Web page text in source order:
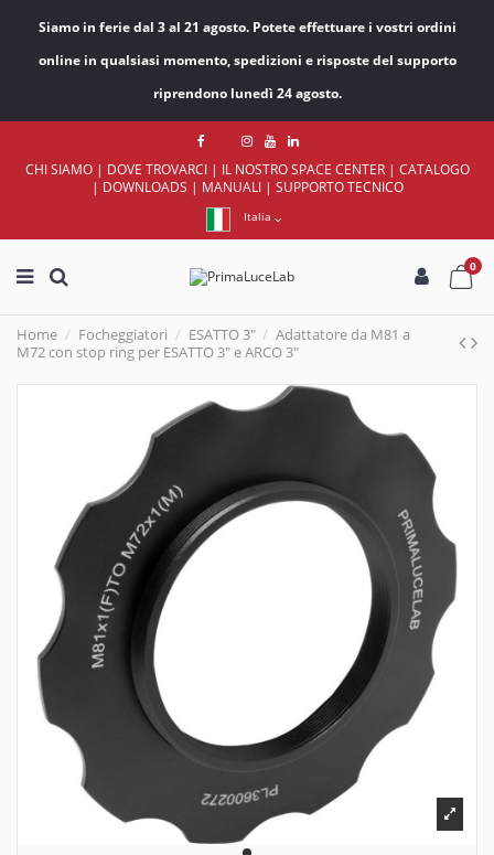
Siamo in ferie dal 3 al 21 agosto. Potete effettuare i vostri ordini
online in qualsiasi momento, spedizioni e risposte del supporto
riprendono lunedì 24 agosto.
CHI SIAMO| DOVE TROVARCI| IL NOSTRO SPACE CENTER| CATALOGO
| DOWNLOADS | MANUALI| SUPPORTO TECNICO
Italia
0
Home Focheggiatori ESATTO 3"
Adattatore da M81 a
M72 con stop ring per ESATTO 3" e ARCO 3"